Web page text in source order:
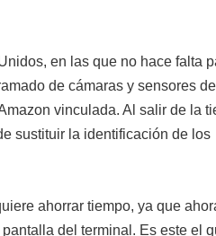
en las que no hace falta
de cámaras y sensores de
vinculada. Al salir de la
sustituir la identificación de los
ahorrar tiempo, ya que
del terminal. Es este el